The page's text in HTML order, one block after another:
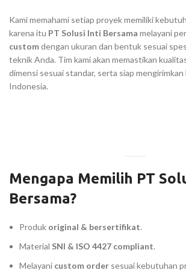
Kami memahami setiap proyek memiliki
karena itu PT Solusi Inti Bersama melayani
customdengan ukuran dan bentuk sesuai
teknik Anda. Tim kami akan memastikan
dimensi sesuai standar, serta siap
Indonesia.
Mengapa Memilih PT
Bersama?
Produk original & bersertifikat.
Material SNI & ISO 4427 compliant.
Melayani custom order sesuai kebutuhan